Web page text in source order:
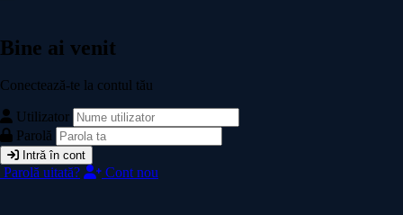
Bine ai venit
Conectează-te la contul tău
Utilizator
Parolă
Intră în cont
Parolă uitată? Cont nou